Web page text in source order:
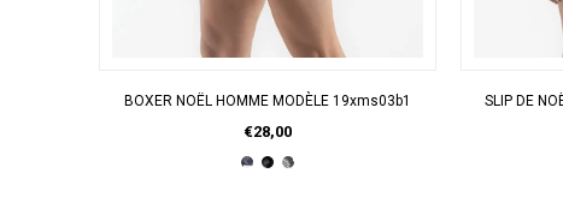
APERÇU RAPIDE
BOXER NOËL HOMME MODÈLE 19xms03b1
€28,00
SLIP DE